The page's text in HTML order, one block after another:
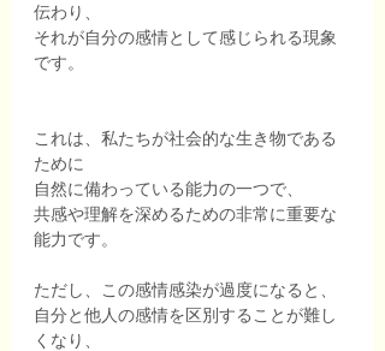
伝わり、
それが自分の感情として感じられる現象
です。
これは、私たちが社会的な生き物である
ために
自然に備わっている能力の一つで、
共感や理解を深めるための非常に重要な
能力です。
ただし、この感情感染が過度になると、
自分と他人の感情を区別することが難し
くなり、